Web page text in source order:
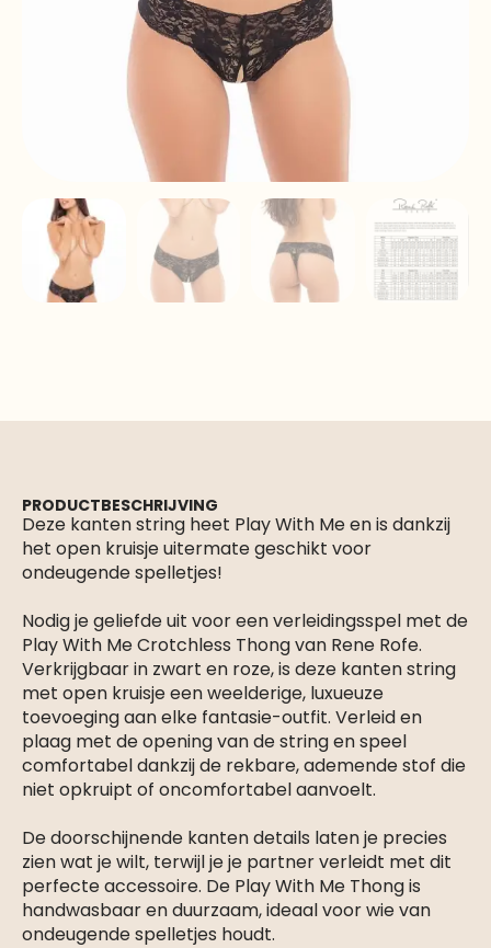
PRODUCTBESCHRIJVING
Deze kanten string heet Play With Me en is dankzij
het open kruisje uitermate geschikt voor
ondeugende spelletjes!
Nodig je geliefde uit voor een verleidingsspel met de
Play With Me Crotchless Thong van Rene Rofe.
Verkrijgbaar in zwart en roze, is deze kanten string
met open kruisje een weelderige, luxueuze
toevoeging aan elke fantasie-outfit. Verleid en
plaag met de opening van de string en speel
comfortabel dankzij de rekbare, ademende stof die
niet opkruipt of oncomfortabel aanvoelt.
De doorschijnende kanten details laten je precies
zien wat je wilt, terwijl je je partner verleidt met dit
perfecte accessoire. De Play With Me Thong is
handwasbaar en duurzaam, ideaal voor wie van
ondeugende spelletjes houdt.